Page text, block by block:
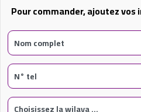
Pour commander, ajoutez